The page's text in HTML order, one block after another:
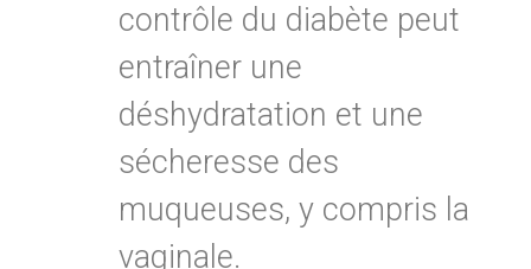
contrôle du diabète peut
entraîner une
déshydratation et une
sécheresse des
muqueuses, y compris la
vaginale.